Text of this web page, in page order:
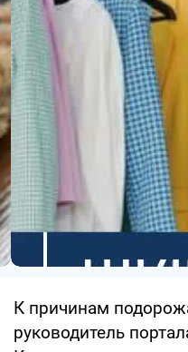
К причинам
руководитель